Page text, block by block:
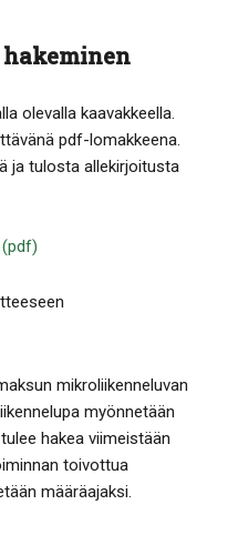
olevalla kaavakkeella.
pdf-lomakkeena.
ja tulosta allekirjoitusta
mikroliikenneluvan
myönnetään
hakea viimeistään
toivottua
määräajaksi.